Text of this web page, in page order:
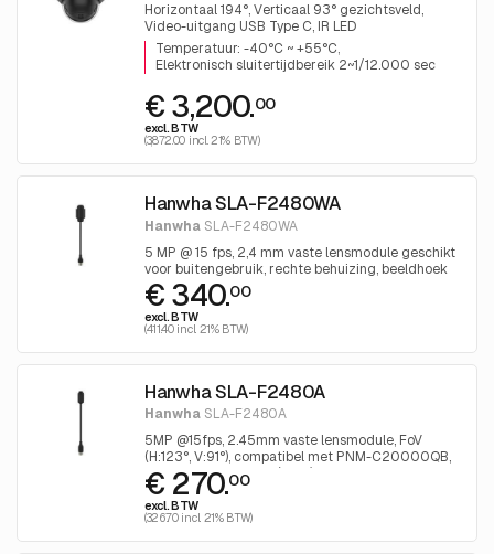
Horizontaal 194°, Verticaal 93° gezichtsveld,
Video-uitgang USB Type C, IR LED
Temperatuur: -40°C ~ +55°C
Elektronisch sluitertijdbereik 2~1/12.000 sec
€ 3,200.00
excl. BTW
(3,872.00 incl. 21% BTW)
Hanwha SLA-F2480WA
Hanwha SLA-F2480WA
5 MP @ 15 fps, 2,4 mm vaste lensmodule geschikt
voor buitengebruik, rechte behuizing, beeldhoek
(H: 123°, V: 91°), compatibel met PNM-C20000QB,
inclusief 8 m kabel, IP66, NEMA 4X, IK10,
bedrijfstemperatuur -30 °C ~ +55 °C (-22 °F ~
+131 °F)
€ 340.00
excl. BTW
(411.40 incl. 21% BTW)
Hanwha SLA-F2480A
Hanwha SLA-F2480A
5MP @15fps, 2.45mm vaste lensmodule, FoV
(H:123°, V:91°), compatibel met PNM-C20000QB,
rechte body-stijl, 8m (26ft) kabel meegeleverd,
binnen
€ 270.00
excl. BTW
(326.70 incl. 21% BTW)